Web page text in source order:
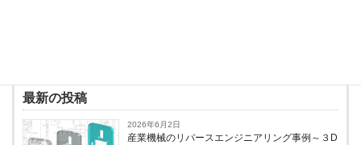
最新の投稿
2026年6月2日
産業機械のリバースエンジニアリング事例～３D